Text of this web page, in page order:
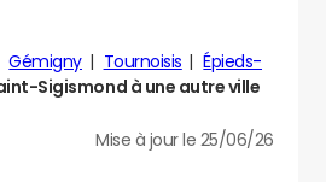
Gémigny Tournoisis
Épieds-
Sigismond à une autre ville
Mise à jour le 25/06/26